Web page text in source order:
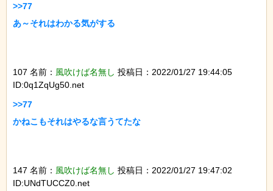
>>77
あ～それはわかる気がする
107 名前： 風吹けば名無し 投稿日：2022/01/27 19:44:05
ID:0q1ZqUg50.net
>>77
かねこもそれはやるな言うてたな
147 名前： 風吹けば名無し 投稿日：2022/01/27 19:47:02
ID:UNdTUCCZ0.net